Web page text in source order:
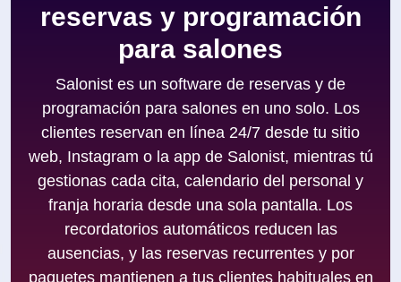
reservas y programación
para salones
Salonist es un software de reservas y de
programación para salones en uno solo. Los
clientes reservan en línea 24/7 desde tu sitio
web, Instagram o la app de Salonist, mientras tú
gestionas cada cita, calendario del personal y
franja horaria desde una sola pantalla. Los
recordatorios automáticos reducen las
ausencias, y las reservas recurrentes y por
paquetes mantienen a tus clientes habituales en